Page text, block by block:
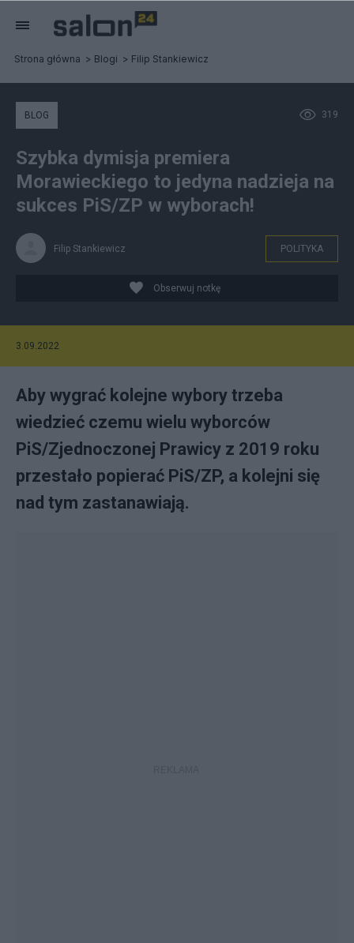
Strona główna Blogi Filip Stankiewicz
319
BLOG
Szybka dymisja premiera
Morawieckiego to jedyna nadzieja na
sukces PiS/ZP w wyborach!
Filip Stankiewicz POLITYKA
Obserwuj notkę
3.09.2022
Aby wygrać kolejne wybory trzeba
wiedzieć czemu wielu wyborców
PiS/Zjednoczonej Prawicy z 2019 roku
przestało popierać PiS/ZP, a kolejni się
nad tym zastanawiają.